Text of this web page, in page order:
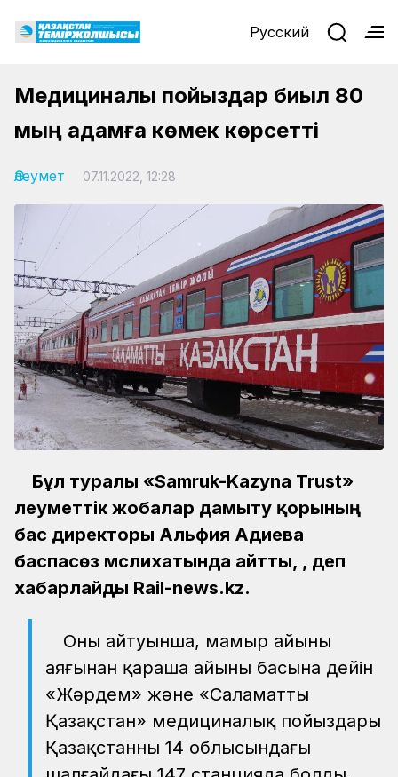
Русский
Медициналық пойыздар биыл 80
мың адамға көмек көрсетті
Әлеумет 07.11.2022, 12:28
Бұл туралы «Samruk-Kazyna Trust»
әлеуметтік жобалар дамыту қорының
бас директоры Альфия Адиева
баспасөз мәслихатында айтты, , деп
хабарлайды Rail-news.kz.
Оның айтуынша, мамыр айының
аяғынан қараша айының басына дейін
«Жәрдем» және «Саламатты
Қазақстан» медициналық пойыздары
Қазақстанның 14 облысындағы